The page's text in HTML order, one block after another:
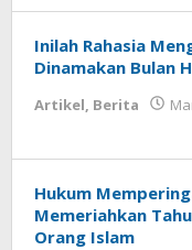
Inilah Rahasia
Dinamakan Bulan
Artikel, Berita
Hukum
Memeriahkan
Orang Islam